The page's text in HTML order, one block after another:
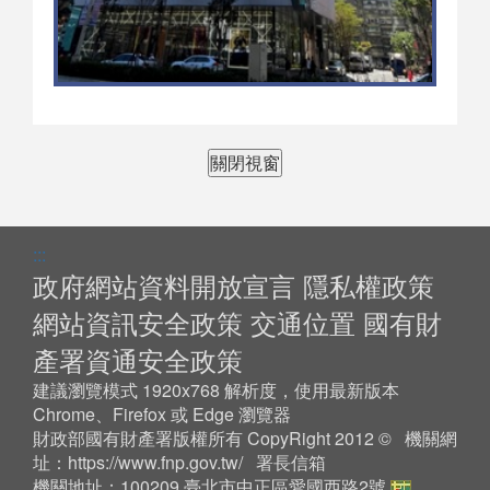
關閉視窗
:::
政府網站資料開放宣言 隱私權政策
網站資訊安全政策 交通位置 國有財
產署資通安全政策
建議瀏覽模式 1920x768 解析度，使用最新版本
Chrome、Firefox 或 Edge 瀏覽器
財政部國有財產署版權所有 CopyRight 2012 © 機關網
址： https://www.fnp.gov.tw/ 署長信箱